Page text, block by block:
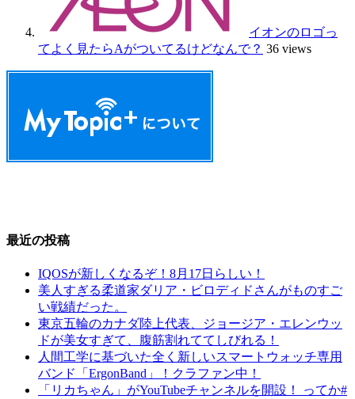
イオンのロゴっ
てよく見たらAがついてるけどなんで？ 36 views
最近の投稿
IQOSが新しくなるぞ！8月17日らしい！
美人すぎる柔道家ダリア・ビロディドさんがものすご
い戦績だった。
東京五輪のカナダ陸上代表、ジョージア・エレンウッ
ドが美女すぎて、腹筋割れててしびれる！
人間工学に基づいた全く新しいスマートウォッチ専用
バンド「ErgonBand」！クラファン中！
「リカちゃん」がYouTubeチャンネルを開設！ ってか#